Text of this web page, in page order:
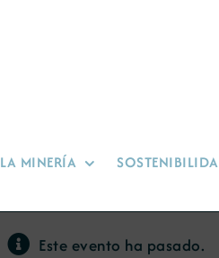
LA MINERÍA
Este evento ha pasado.